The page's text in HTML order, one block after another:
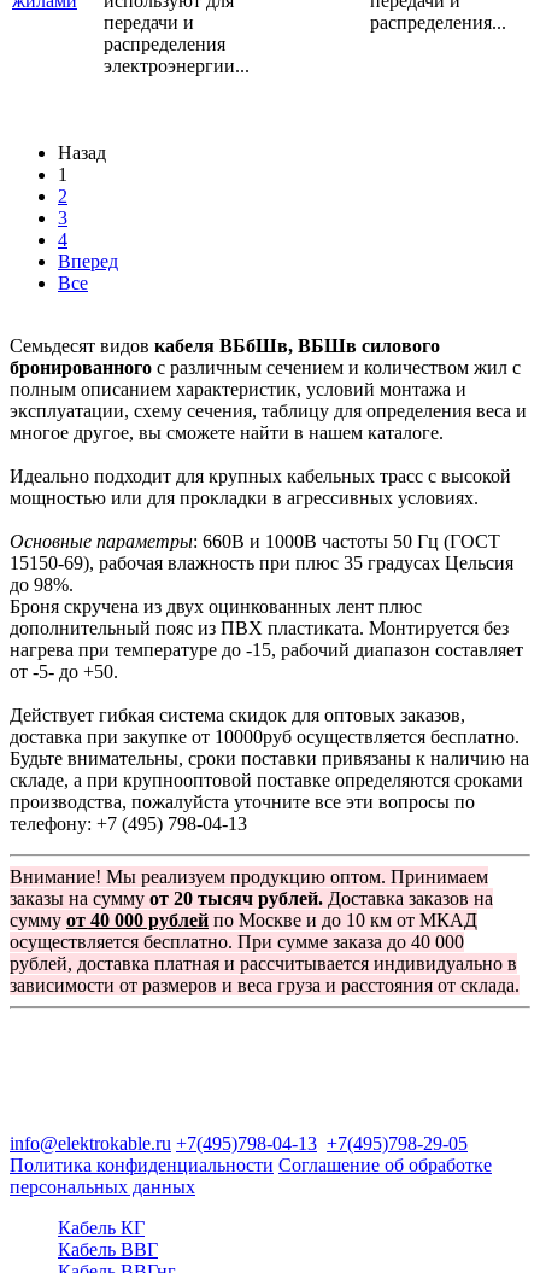
передачи и
распределения
электроэнергии...
распределения...
Назад
1
2
3
4
Вперед
Все
Семьдесят видов кабеля ВБбШв, ВБШв силового
бронированного с различным сечением и количеством жил с
полным описанием характеристик, условий монтажа и
эксплуатации, схему сечения, таблицу для определения веса и
многое другое, вы сможете найти в нашем каталоге.
Идеально подходит для крупных кабельных трасс с высокой
мощностью или для прокладки в агрессивных условиях.
Основные параметры: 660В и 1000В частоты 50 Гц (ГОСТ
15150-69), рабочая влажность при плюс 35 градусах Цельсия
до 98%.
Броня скручена из двух оцинкованных лент плюс
дополнительный пояс из ПВХ пластиката. Монтируется без
нагрева при температуре до -15, рабочий диапазон составляет
от -5- до +50.
Действует гибкая система скидок для оптовых заказов,
доставка при закупке от 10000руб осуществляется бесплатно.
Будьте внимательны, сроки поставки привязаны к наличию на
складе, а при крупнооптовой поставке определяются сроками
производства, пожалуйста уточните все эти вопросы по
телефону: +7 (495) 798-04-13
Внимание! Мы реализуем продукцию оптом. Принимаем
заказы на сумму от 20 тысяч рублей. Доставка заказов на
сумму от 40 000 рублей по Москве и до 10 км от МКАД
осуществляется бесплатно. При сумме заказа до 40 000
рублей, доставка платная и рассчитывается индивидуально в
зависимости от размеров и веса груза и расстояния от склада.
info@elektrokable.ru +7(495)798-04-13 +7(495)798-29-05
Политика конфиденциальности Соглашение об обработке
персональных данных
Кабель КГ
Кабель ВВГ